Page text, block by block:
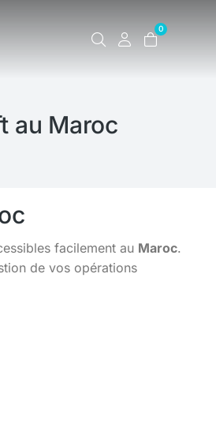
0
au Maroc
facilement au Maroc.
de vos opérations